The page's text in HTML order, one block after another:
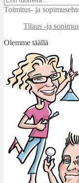
Toimitus- ja
Tilaus -ja
Olemme täällä